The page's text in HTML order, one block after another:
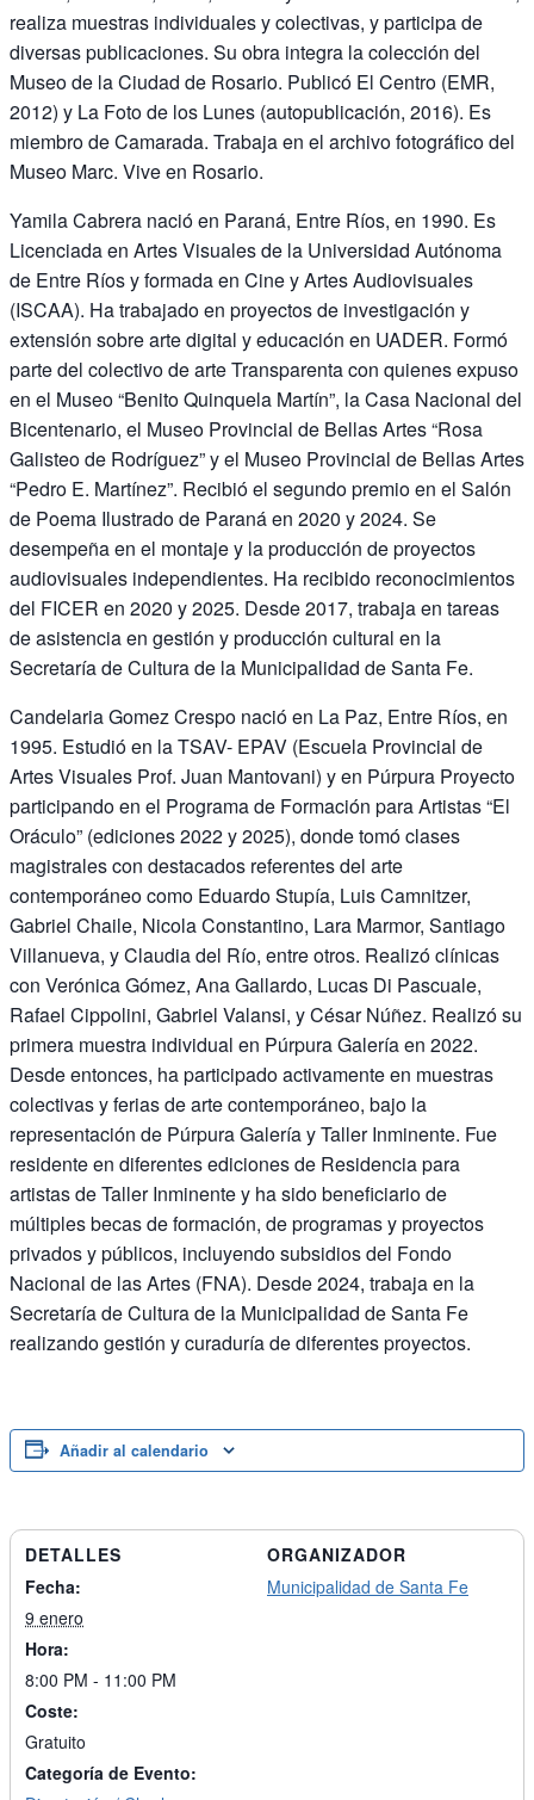
realiza muestras individuales y colectivas, y participa de
diversas publicaciones. Su obra integra la colección del
Museo de la Ciudad de Rosario. Publicó El Centro (EMR,
2012) y La Foto de los Lunes (autopublicación, 2016). Es
miembro de Camarada. Trabaja en el archivo fotográfico del
Museo Marc. Vive en Rosario.
Yamila Cabrera nació en Paraná, Entre Ríos, en 1990. Es
Licenciada en Artes Visuales de la Universidad Autónoma
de Entre Ríos y formada en Cine y Artes Audiovisuales
(ISCAA). Ha trabajado en proyectos de investigación y
extensión sobre arte digital y educación en UADER. Formó
parte del colectivo de arte Transparenta con quienes expuso
en el Museo “Benito Quinquela Martín”, la Casa Nacional del
Bicentenario, el Museo Provincial de Bellas Artes “Rosa
Galisteo de Rodríguez” y el Museo Provincial de Bellas Artes
“Pedro E. Martínez”. Recibió el segundo premio en el Salón
de Poema Ilustrado de Paraná en 2020 y 2024. Se
desempeña en el montaje y la producción de proyectos
audiovisuales independientes. Ha recibido reconocimientos
del FICER en 2020 y 2025. Desde 2017, trabaja en tareas
de asistencia en gestión y producción cultural en la
Secretaría de Cultura de la Municipalidad de Santa Fe.
Candelaria Gomez Crespo nació en La Paz, Entre Ríos, en
1995. Estudió en la TSAV- EPAV (Escuela Provincial de
Artes Visuales Prof. Juan Mantovani) y en Púrpura Proyecto
participando en el Programa de Formación para Artistas “El
Oráculo” (ediciones 2022 y 2025), donde tomó clases
magistrales con destacados referentes del arte
contemporáneo como Eduardo Stupía, Luis Camnitzer,
Gabriel Chaile, Nicola Constantino, Lara Marmor, Santiago
Villanueva, y Claudia del Río, entre otros. Realizó clínicas
con Verónica Gómez, Ana Gallardo, Lucas Di Pascuale,
Rafael Cippolini, Gabriel Valansi, y César Núñez. Realizó su
primera muestra individual en Púrpura Galería en 2022.
Desde entonces, ha participado activamente en muestras
colectivas y ferias de arte contemporáneo, bajo la
representación de Púrpura Galería y Taller Inminente. Fue
residente en diferentes ediciones de Residencia para
artistas de Taller Inminente y ha sido beneficiario de
múltiples becas de formación, de programas y proyectos
privados y públicos, incluyendo subsidios del Fondo
Nacional de las Artes (FNA). Desde 2024, trabaja en la
Secretaría de Cultura de la Municipalidad de Santa Fe
realizando gestión y curaduría de diferentes proyectos.
Añadir al calendario
DETALLES
Fecha:
9 enero
Hora:
8:00 PM - 11:00 PM
Coste:
Gratuito
Categoría de Evento:
ORGANIZADOR
Municipalidad de Santa Fe